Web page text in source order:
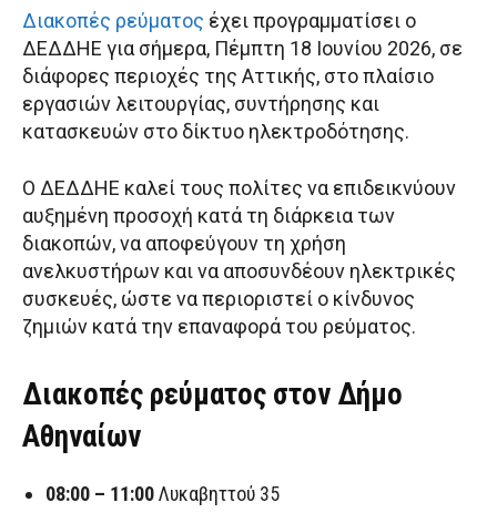
Διακοπές ρεύματος έχει προγραμματίσει ο
ΔΕΔΔΗΕ για σήμερα, Πέμπτη 18 Ιουνίου 2026, σε
διάφορες περιοχές της Αττικής, στο πλαίσιο
εργασιών λειτουργίας, συντήρησης και
κατασκευών στο δίκτυο ηλεκτροδότησης.
Ο ΔΕΔΔΗΕ καλεί τους πολίτες να επιδεικνύουν
αυξημένη προσοχή κατά τη διάρκεια των
διακοπών, να αποφεύγουν τη χρήση
ανελκυστήρων και να αποσυνδέουν ηλεκτρικές
συσκευές, ώστε να περιοριστεί ο κίνδυνος
ζημιών κατά την επαναφορά του ρεύματος.
Διακοπές ρεύματος στον Δήμο
Αθηναίων
08:00 – 11:00Λυκαβηττού 35